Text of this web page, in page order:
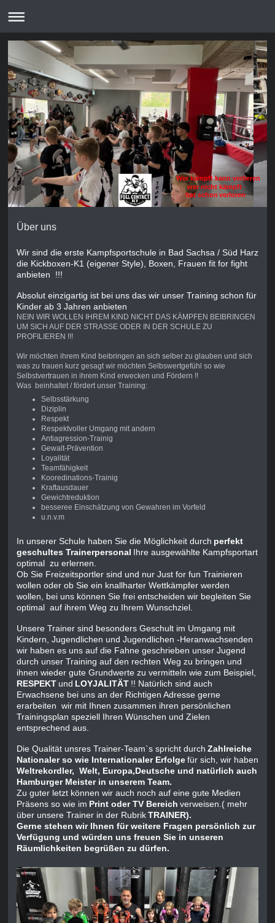
Wer kämpft kann verlieren
wer nicht kämpft
hat schon verloren
Über uns
Wir sind die erste Kampfsportschule in Bad Sachsa / Süd Harz
die Kickboxen-K1 (eigener Style), Boxen, Frauen fit for fight
anbieten !!!
Absolut einzigartig ist bei uns das wir unser Training schon für
Kinder ab 3 Jahren anbieten
NEIN WIR WOLLEN IHREM KIND NICHT DAS KÄMPFEN BEIBRINGEN
UM SICH AUF DER STRASSE ODER IN DER SCHULE ZU
PROFILIEREN !!!
Wir möchten ihrem Kind beibringen an sich selber zu glauben und sich
was zu trauen kurz gesagt wir möchten Selbswertgefühl so wie
Selbstvertrauen in ihrem Kind erwecken und Fördern !!
Was beinhaltet / fördert unser Training:
Selbsstärkung
Diziplin
Respekt
Respektvoller Umgang mit andern
Antiagression-Trainig
Gewalt-Prävention
Loyalität
Teamfähigkeit
Kooredinations-Trainig
Kraftausdauer
Gewichtreduktion
besseree Einschätzung von Gewahren im Vorfeld
u.n.v.m
In unserer Schule haben Sie die Möglichkeit durch perfekt
geschultes Trainerpersonal Ihre ausgewählte Kampfsportart
optimal zu erlernen.
Ob Sie Freizeitsportler sind und nur Just for fun Trainieren
wollen oder ob Sie ein knallharter Wettkämpfer werden
wollen, bei uns können Sie frei entscheiden wir begleiten Sie
optimal auf ihrem Weg zu Ihrem Wunschziel.
Unsere Trainer sind besonders Geschult im Umgang mit
Kindern, Jugendlichen und Jugendlichen -Heranwachsenden
wir haben es uns auf die Fahne geschrieben unser Jugend
durch unser Training auf den rechten Weg zu bringen und
ihnen wieder gute Grundwerte zu vermitteln wie zum Beispiel,
RESPEKT und LOYJALITÄT !! Natürlich sind auch
Erwachsene bei uns an der Richtigen Adresse gerne
erarbeiten wir mit Ihnen zusammen ihren persönlichen
Trainingsplan speziell Ihren Wünschen und Zielen
entsprechend aus.
Die Qualität unsres Trainer-Team`s spricht durch Zahlreiche
Nationaler so wie Internationaler Erfolgefür sich, wir haben
Weltrekordler, Welt, Europa,Deutsche und natürlich auch
Hamburger Meister in unserem Team.
Zu guter letzt können wir auch noch auf eine gute Medien
Präsens so wie im Print oder TV Bereich verweisen.( mehr
über unsere Trainer in der RubrikTRAINER).
Gerne stehen wir Ihnen für weitere Fragen persönlich zur
Verfügung und würden uns freuen Sie in unseren
Räumlichkeiten begrüßen zu dürfen.